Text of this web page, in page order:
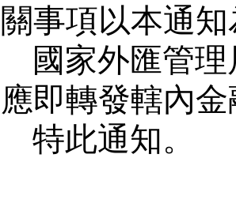
關事項以本通
國家外匯管
應即轉發轄內
特此通知。